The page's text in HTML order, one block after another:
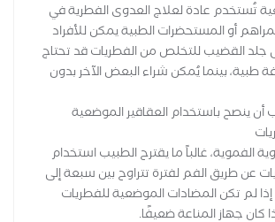
تُستخدم عادة لعلاج العدوى الفطرية في
أو المستحضرات الطبية يمكن للأفراد
جلد القضيب للتخلص من الفطريات قد تحتاج
طبية، بينما يُمكن شراء البعض الآخر بدون
ينصح باستخدام العقاقير الموضعية
الفموية، غالباً ما يقترح الطبيب استخدام
عن طريق الفم لفترة تتراوح بين سبعة إلى
لم تكن المضادات الموضعية للفطريات
كان جهاز المناعة ضعيفًا.